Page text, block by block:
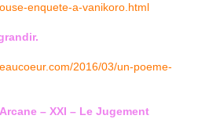
enquete-a-vanikoro.html
2016/03/un-poeme-
– XXI – Le Jugement